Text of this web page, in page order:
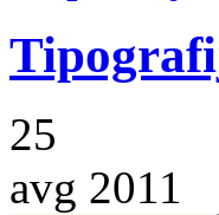
25
avg 2011